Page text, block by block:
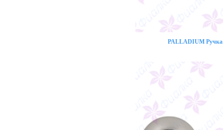
PALLADIUM Ручка